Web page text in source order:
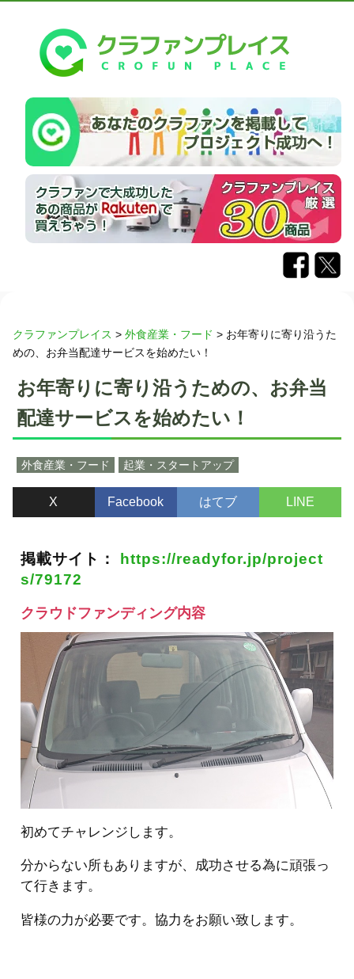
クラファンプレイス > 外食産業・フード > お年寄りに寄り沿うた
めの、お弁当配達サービスを始めたい！
お年寄りに寄り沿うための、お弁当
配達サービスを始めたい！
外食産業・フード 起業・スタートアップ
X Facebook はてブ LINE
掲載サイト： https://readyfor.jp/project
s/79172
クラウドファンディング内容
初めてチャレンジします。
分からない所もありますが、成功させる為に頑張っ
て行きます。
皆様の力が必要です。協力をお願い致します。